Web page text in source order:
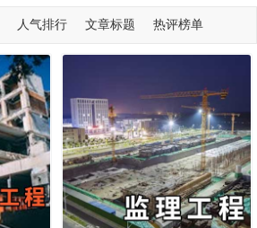
人气排行 文章标题
热评榜单
共查询到 15 个DEMO